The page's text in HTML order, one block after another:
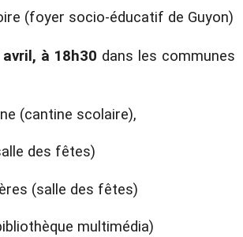
(foyer socio-éducatif de Guyon)
à 18h30 dans les communes
(cantine scolaire),
des fêtes)
(salle des fêtes)
multimédia)